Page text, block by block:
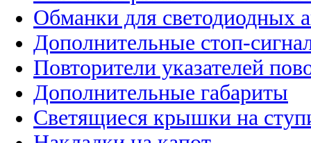
Обманки для светодиодных
Дополнительные стоп-
Повторители указателей
Дополнительные габариты
Светящиеся крышки на